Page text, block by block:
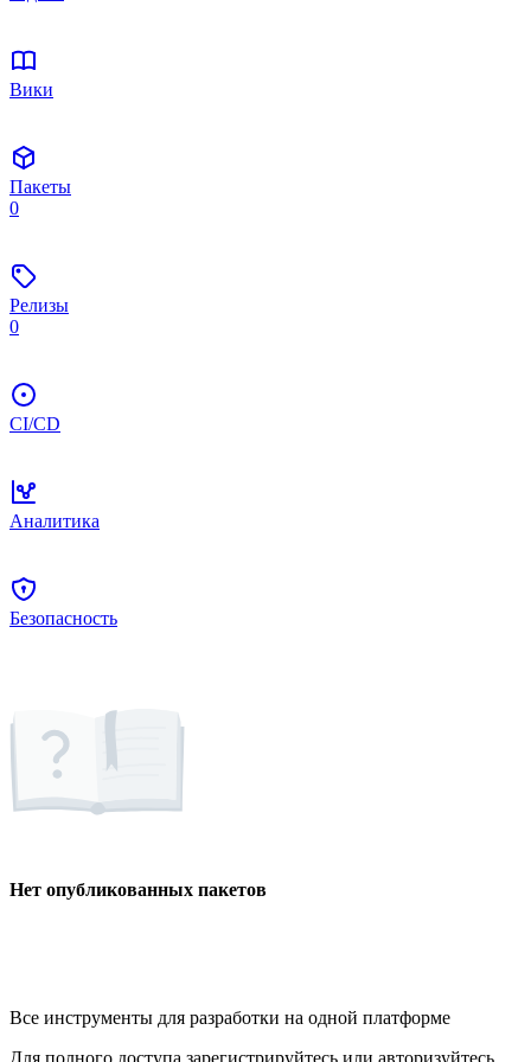
Вики
Пакеты
0
Релизы
0
CI/CD
Аналитика
Безопасность
Нет опубликованных пакетов
Все инструменты для разработки на одной платформе
Для полного доступа зарегистрируйтесь или авторизуйтесь